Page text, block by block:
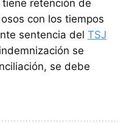
retención de
con los tiempos
sentencia del TSJ
se
se debe